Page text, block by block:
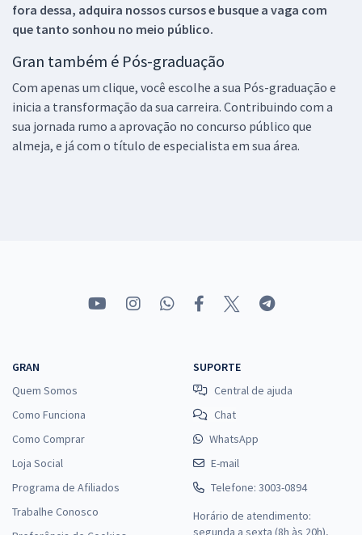
fora dessa, adquira nossos cursos e busque a vaga com
que tanto sonhou no meio público.
Gran também é Pós-graduação
Com apenas um clique, você escolhe a sua Pós-graduação e
inicia a transformação da sua carreira. Contribuindo com a
sua jornada rumo a aprovação no concurso público que
almeja, e já com o título de especialista em sua área.
GRAN
Quem Somos
Como Funciona
Como Comprar
Loja Social
Programa de Afiliados
Trabalhe Conosco
SUPORTE
Central de ajuda
Chat
WhatsApp
E-mail
Telefone: 3003-0894
Horário de atendimento:
segunda a sexta (8h às 20h),